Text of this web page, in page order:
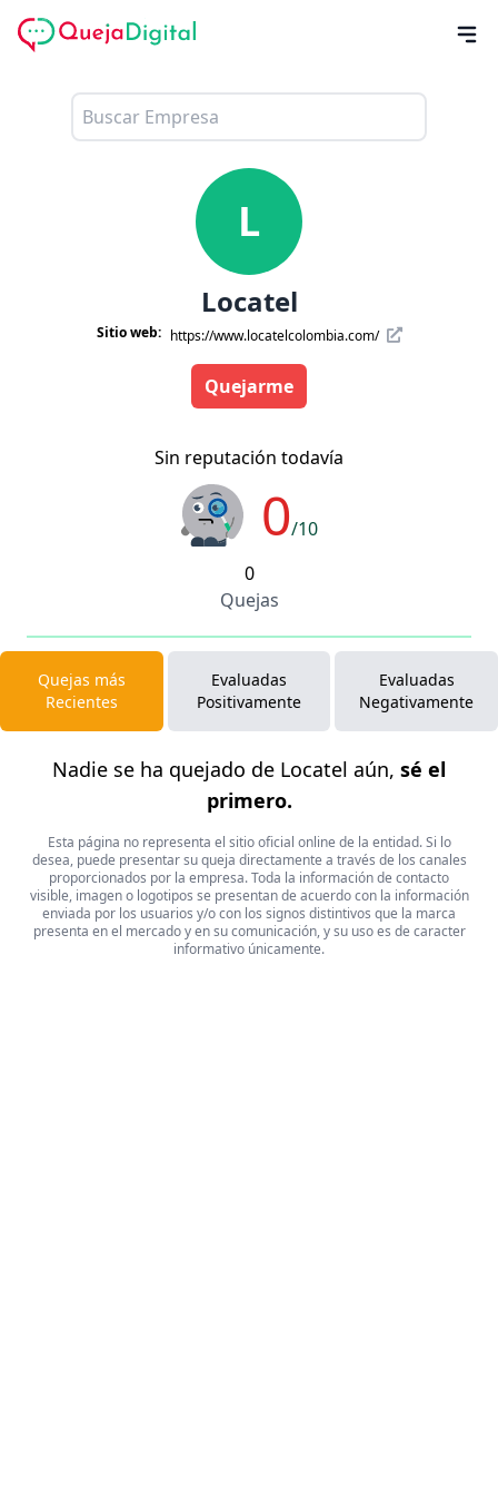
L
Locatel
Sitio web: https://www.locatelcolombia.com/
Quejarme
Sin reputación todavía
0/10
0
Quejas
Quejas más
Recientes
Evaluadas
Positivamente
Evaluadas
Negativamente
Nadie se ha quejado de Locatel aún, sé el
primero.
Esta página no representa el sitio oficial online de la entidad. Si lo
desea, puede presentar su queja directamente a través de los canales
proporcionados por la empresa. Toda la información de contacto
visible, imagen o logotipos se presentan de acuerdo con la información
enviada por los usuarios y/o con los signos distintivos que la marca
presenta en el mercado y en su comunicación, y su uso es de caracter
informativo únicamente.